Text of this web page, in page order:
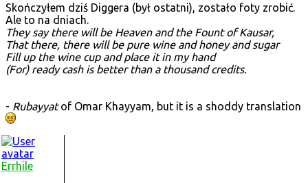
Skończyłem dziś Diggera (był ostatni), zostało foty zrobić.
Ale to na dniach.
They say there will be Heaven and the Fount of Kausar,
That there, there will be pure wine and honey and sugar
Fill up the wine cup and place it in my hand
(For) ready cash is better than a thousand credits.
- Rubayyatof Omar Khayyam, but it is a shoddy translation
Errhile